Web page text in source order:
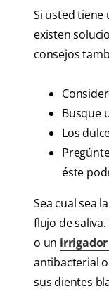
Si usted tiene
existen
consejos
Busque
Los
éste
Sea cual sea
flujo de
o un
antibacterial
sus dientes